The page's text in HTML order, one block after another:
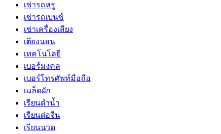
เช่ารถหรู
เช่ารถเบนซ์
เช่าเครื่องเสียง
เตียงนอน
เทคโนโลยี
เบอร์มงคล
เบอร์โทรศัพท์มือถือ
เมล็ดผัก
เรียนดำน้ำ
เรียนต่อจีน
เรียนนวด